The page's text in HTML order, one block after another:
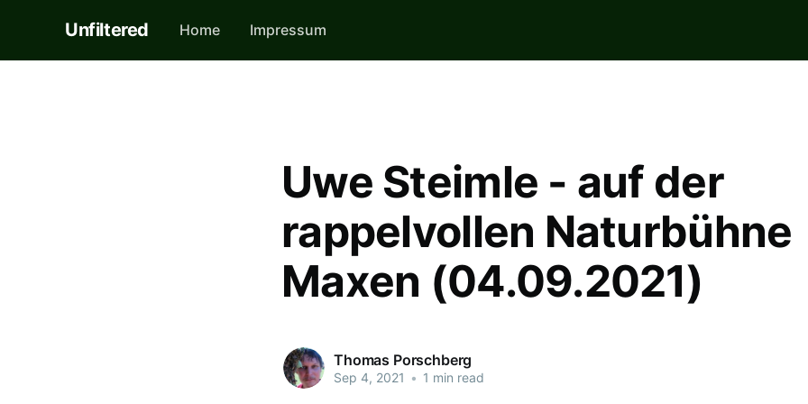
Unfiltered Home Impressum
Uwe Steimle - auf der
rappelvollen Naturbühne
Maxen (04.09.2021)
Thomas Porschberg
Sep 4, 2021 • 1 min read